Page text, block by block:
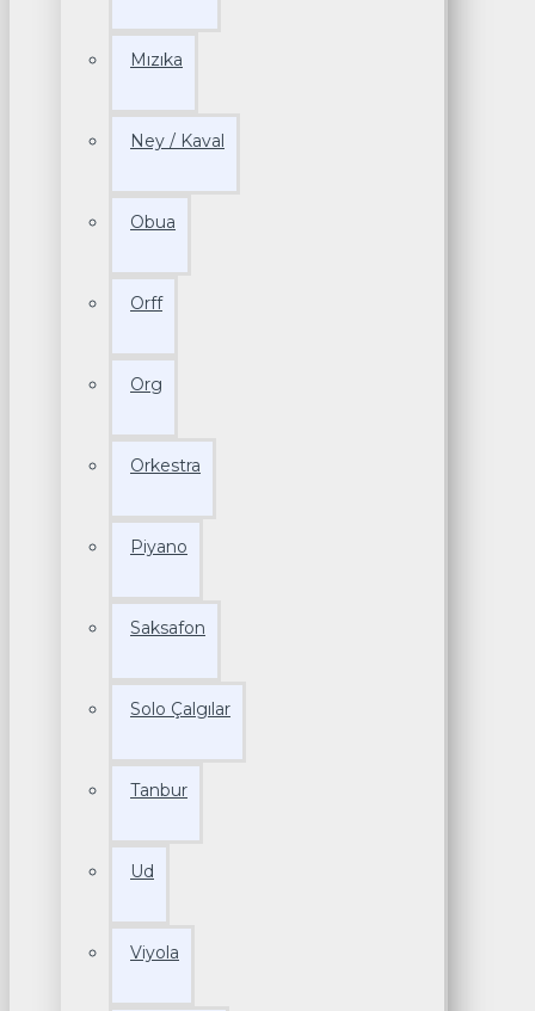
Mızıka
Ney / Kaval
Obua
Orff
Org
Orkestra
Piyano
Saksafon
Solo Çalgılar
Tanbur
Ud
Viyola